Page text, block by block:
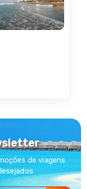
de
-
de viagens